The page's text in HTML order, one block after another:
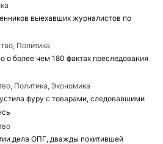
выехавших журналистов по
Политика
о более чем 180 фактах преследования
Политика, Экономика
фуру с товарами, следовавшими
дела ОПГ, дважды похитившей